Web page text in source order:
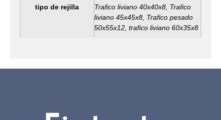
tipo de rejilla
Trafico liviano 40x40x8, Trafico
liviano 45x45x8, Trafico pesado
50x55x12, trafico liviano 60x35x8